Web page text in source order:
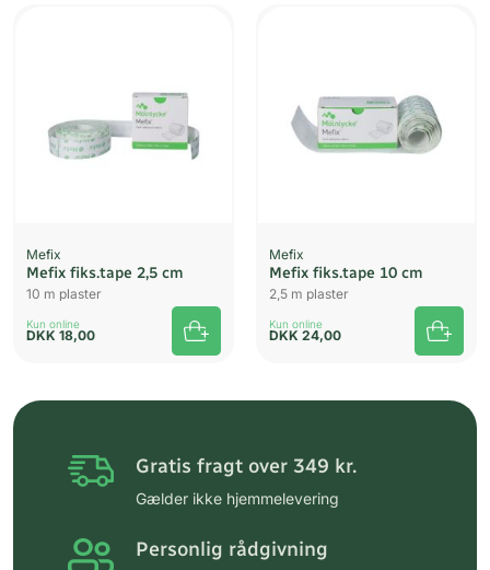
Mefix
Mefix fiks.tape 2,5 cm
10 m plaster
Kun online
DKK 18,00
Mefix
Mefix fiks.tape 10 cm
2,5 m plaster
Kun online
DKK 24,00
Gratis fragt over 349 kr.
Gælder ikke hjemmelevering
Personlig rådgivning